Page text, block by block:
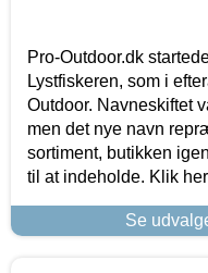
Pro-Outdoor.dk
Lystfiskeren, som i
Outdoor. Navneskiftet
men det nye navn
sortiment, butikken
til at indeholde. Klik
Se